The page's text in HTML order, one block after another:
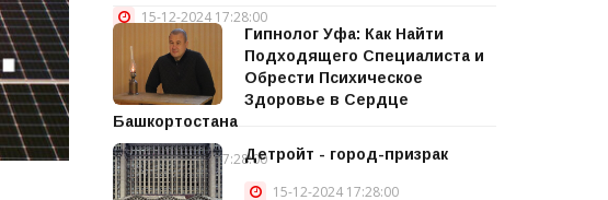
15-12-2024 17:28:00
Гипнолог Уфа: Как Найти
Подходящего Специалиста и
Обрести Психическое
Здоровье в Сердце
Башкортостана
15-12-2024 17:28:00Детройт - город-призрак
15-12-2024 17:28:00